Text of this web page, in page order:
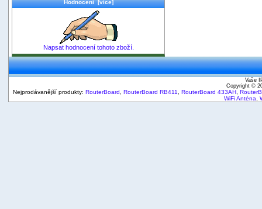
Hodnocení [více]
Napsat hodnocení tohoto zboží.
Vaše
Copyright ©
Nejprodávanější produkty: RouterBoard RouterBoard RB411 RouterBoard 433AH
WiFi Anténa